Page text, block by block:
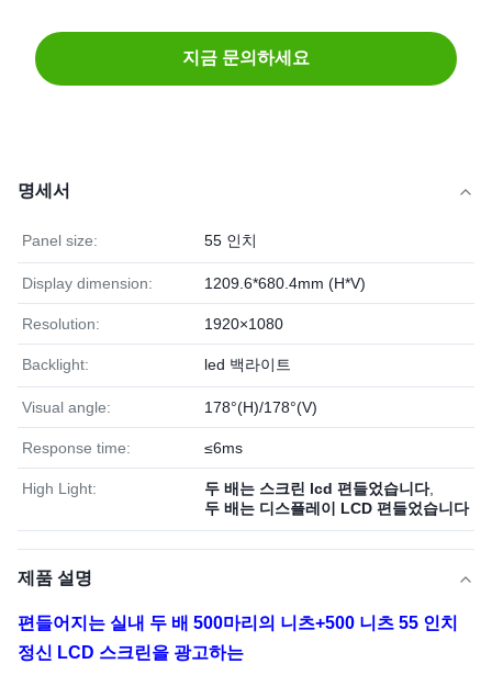
지금 문의하세요
명세서
Panel size: 55 인치
Display dimension: 1209.6*680.4mm (H*V)
Resolution: 1920×1080
Backlight: led 백라이트
Visual angle: 178°(H)/178°(V)
Response time: ≤6ms
High Light: 두 배는 스크린 lcd 편들었습니다,
두 배는 디스플레이 LCD 편들었습니다
제품 설명
편들어지는 실내 두 배 500마리의 니츠+500 니츠 55 인치
정신 LCD 스크린을 광고하는